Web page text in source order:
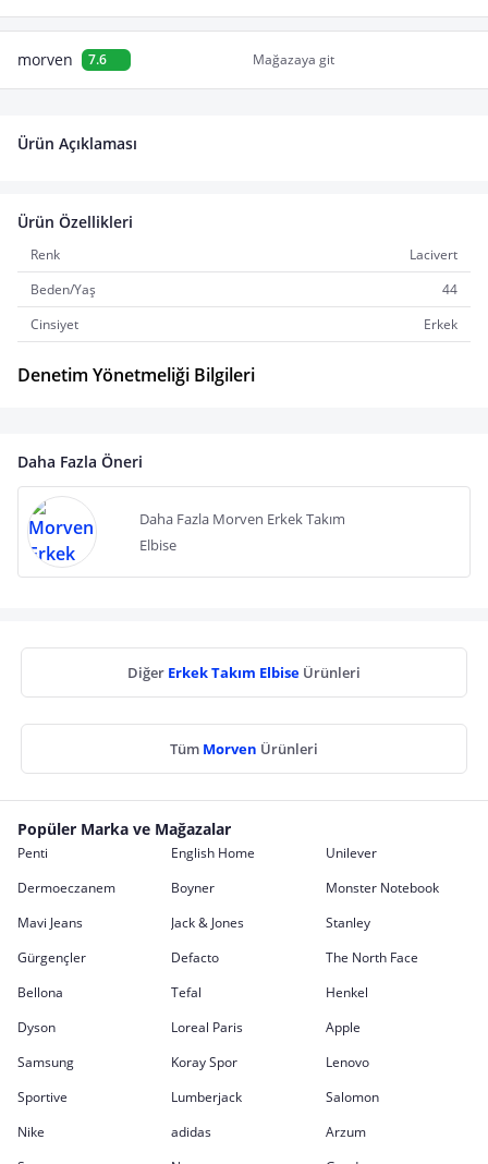
morven 7.6 Mağazaya git
Ürün Açıklaması
Ürün Özellikleri
Renk
Lacivert
Beden/Yaş
44
Cinsiyet
Erkek
Denetim Yönetmeliği Bilgileri
Daha Fazla Öneri
Daha Fazla Morven Erkek Takım
Elbise
Diğer Erkek Takım Elbise Ürünleri
Tüm Morven Ürünleri
Popüler Marka ve Mağazalar
Penti English Home
Unilever
Dermoeczanem
Boyner
Monster Notebook
Mavi Jeans
Jack & Jones
Stanley
Gürgençler
Defacto
The North Face
Bellona
Tefal
Henkel
Dyson
Loreal Paris
Apple
Samsung
Koray Spor
Lenovo
Sportive
Lumberjack
Salomon
Nike
adidas
Arzum